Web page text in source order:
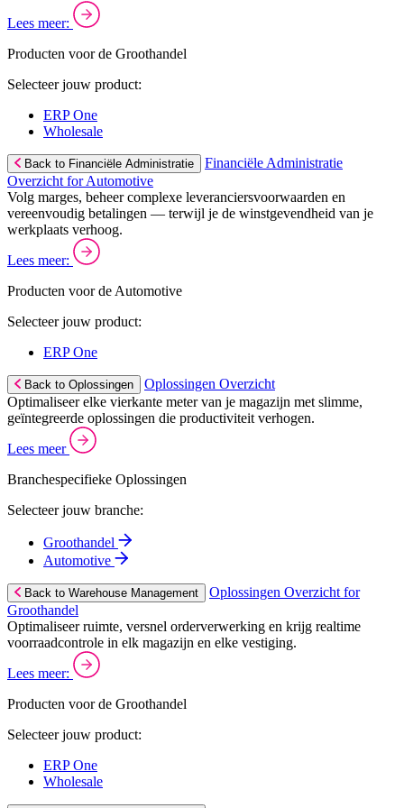
Lees meer:
Producten voor de Groothandel
Selecteer jouw product:
ERP One
Wholesale
Back to Financiële Administratie
Financiële Administratie
Overzicht for Automotive
Volg marges, beheer complexe leveranciersvoorwaarden en
vereenvoudig betalingen — terwijl je de winstgevendheid van je
werkplaats verhoog.
Lees meer:
Producten voor de Automotive
Selecteer jouw product:
ERP One
Back to Oplossingen
Oplossingen Overzicht
Optimaliseer elke vierkante meter van je magazijn met slimme,
geïntegreerde oplossingen die productiviteit verhogen.
Lees meer
Branchespecifieke Oplossingen
Selecteer jouw branche:
Groothandel
Automotive
Back to Warehouse Management
Oplossingen Overzicht for
Groothandel
Optimaliseer ruimte, versnel orderverwerking en krijg realtime
voorraadcontrole in elk magazijn en elke vestiging.
Lees meer:
Producten voor de Groothandel
Selecteer jouw product:
ERP One
Wholesale